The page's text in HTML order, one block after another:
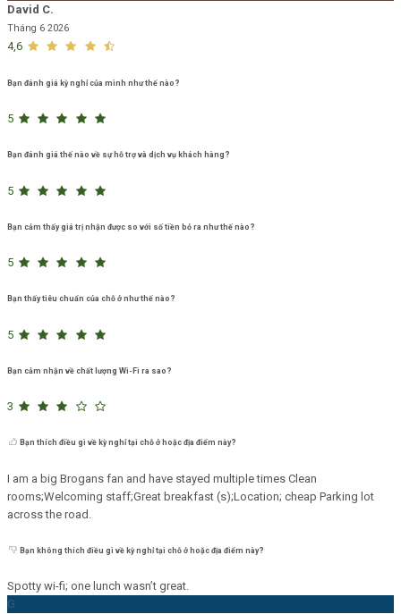
David C.
Tháng 6 2026
4,6
Bạn đánh giá kỳ nghỉ của mình như thế nào?
5
Bạn đánh giá thế nào về sự hỗ trợ và dịch vụ khách hàng?
5
Bạn cảm thấy giá trị nhận được so với số tiền bỏ ra như thế nào?
5
Bạn thấy tiêu chuẩn của chỗ ở như thế nào?
5
Bạn cảm nhận về chất lượng Wi-Fi ra sao?
3
Bạn thích điều gì về kỳ nghỉ tại chỗ ở hoặc địa điểm này?
I am a big Brogans fan and have stayed multiple times Clean
rooms;Welcoming staff;Great breakfast (s);Location; cheap Parking lot
across the road.
Bạn không thích điều gì về kỳ nghỉ tại chỗ ở hoặc địa điểm này?
Spotty wi-fi; one lunch wasn’t great.
G